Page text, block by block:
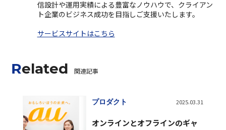
信設計や運用実績による豊富なノウハウで、クライアン
ト企業のビジネス成功を目指しご支援いたします。
サービスサイトはこちら
Related 関連記事
プロダクト 2025.03.31
オンラインとオフラインのギャ